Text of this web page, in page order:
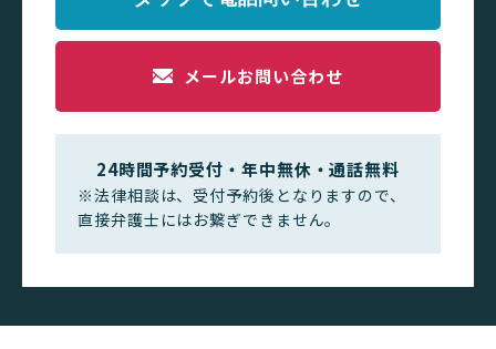
メールお問い合わせ
24時間予約受付・年中無休・通話無料
※法律相談は、受付予約後となりますので、
直接弁護士にはお繋ぎできません。